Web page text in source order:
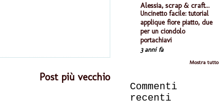
Post più vecchio
Alessia, scrap & craft...
Uncinetto facile: tutorial
applique fiore piatto, due
per un ciondolo
portachiavi
3 anni fa
Mostra tutto
Commenti
recenti